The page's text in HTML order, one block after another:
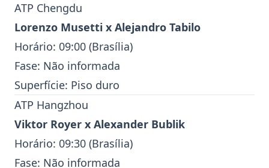
ATP Chengdu
Lorenzo Musetti x Alejandro Tabilo
Horário: 09:00 (Brasília)
Fase: Não informada
Superfície: Piso duro
ATP Hangzhou
Viktor Royer x Alexander Bublik
Horário: 09:30 (Brasília)
Fase: Não informada